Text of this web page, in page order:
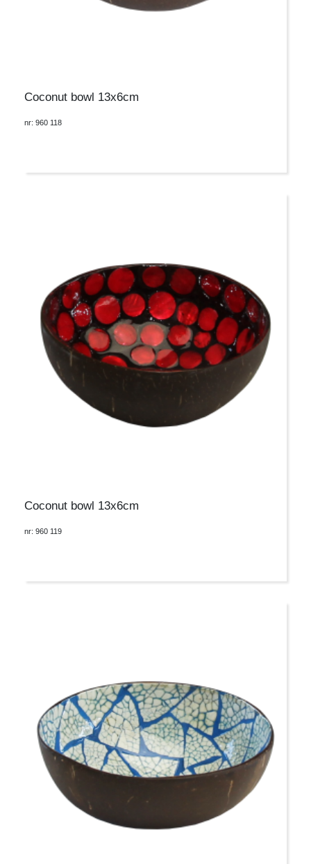
Coconut bowl 13x6cm
nr: 960 118
Coconut bowl 13x6cm
nr: 960 119